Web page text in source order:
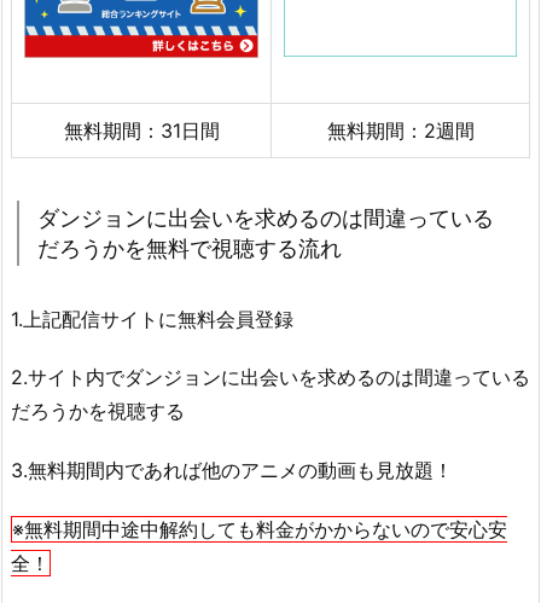
無料期間：31日間 無料期間：2週間
ダンジョンに出会いを求めるのは間違っている
だろうかを無料で視聴する流れ
1.上記配信サイトに無料会員登録
2.サイト内でダンジョンに出会いを求めるのは間違っている
だろうかを視聴する
3.無料期間内であれば他のアニメの動画も見放題！
※無料期間中途中解約しても料金がかからないので安心安
全！